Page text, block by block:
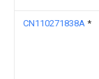
CN110271838A *